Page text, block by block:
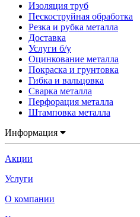
Изоляция труб
Пескоструйная обработка
Резка и рубка металла
Доставка
Услуги б/у
Оцинкование металла
Покраска и грунтовка
Гибка и вальцовка
Сварка металла
Перфорация металла
Штамповка металла
Информация
Акции
Услуги
О компании